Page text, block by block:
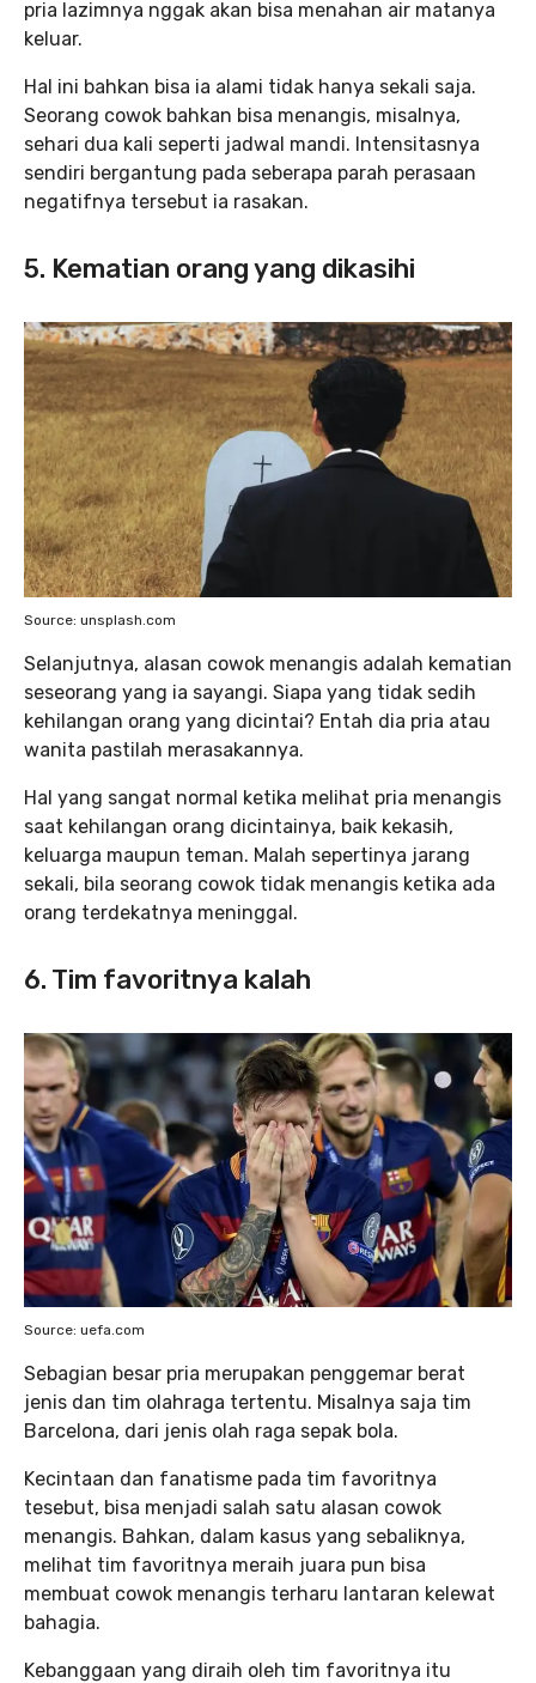
pria lazimnya nggak akan bisa menahan air matanya
keluar.
Hal ini bahkan bisa ia alami tidak hanya sekali saja.
Seorang cowok bahkan bisa menangis, misalnya,
sehari dua kali seperti jadwal mandi. Intensitasnya
sendiri bergantung pada seberapa parah perasaan
negatifnya tersebut ia rasakan.
5. Kematian orang yang dikasihi
Source: unsplash.com
Selanjutnya, alasan cowok menangis adalah kematian
seseorang yang ia sayangi. Siapa yang tidak sedih
kehilangan orang yang dicintai? Entah dia pria atau
wanita pastilah merasakannya.
Hal yang sangat normal ketika melihat pria menangis
saat kehilangan orang dicintainya, baik kekasih,
keluarga maupun teman. Malah sepertinya jarang
sekali, bila seorang cowok tidak menangis ketika ada
orang terdekatnya meninggal.
6. Tim favoritnya kalah
Source: uefa.com
Sebagian besar pria merupakan penggemar berat
jenis dan tim olahraga tertentu. Misalnya saja tim
Barcelona, dari jenis olah raga sepak bola.
Kecintaan dan fanatisme pada tim favoritnya
tesebut, bisa menjadi salah satu alasan cowok
menangis. Bahkan, dalam kasus yang sebaliknya,
melihat tim favoritnya meraih juara pun bisa
membuat cowok menangis terharu lantaran kelewat
bahagia.
Kebanggaan yang diraih oleh tim favoritnya itu